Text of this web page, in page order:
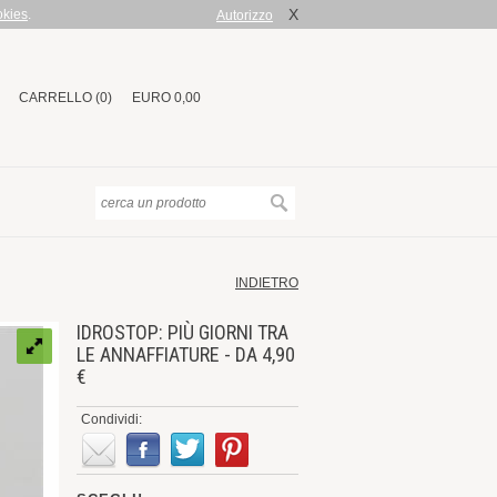
. Autorizzo X
CARRELLO (0) EURO 0,00
INDIETRO
IDROSTOP: PIÙ GIORNI TRA
LE ANNAFFIATURE - DA 4,90
€
Condividi: